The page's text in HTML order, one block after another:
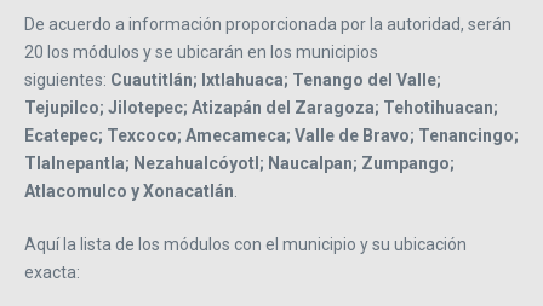
De acuerdo a información proporcionada por la autoridad, serán
20 los módulos y se ubicarán en los municipios
siguientes: Cuautitlán; Ixtlahuaca; Tenango del Valle;
Tejupilco; Jilotepec; Atizapán del Zaragoza; Tehotihuacan;
Ecatepec; Texcoco; Amecameca; Valle de Bravo; Tenancingo;
Tlalnepantla; Nezahualcóyotl; Naucalpan; Zumpango;
Atlacomulco y Xonacatlán.
Aquí la lista de los módulos con el municipio y su ubicación
exacta: